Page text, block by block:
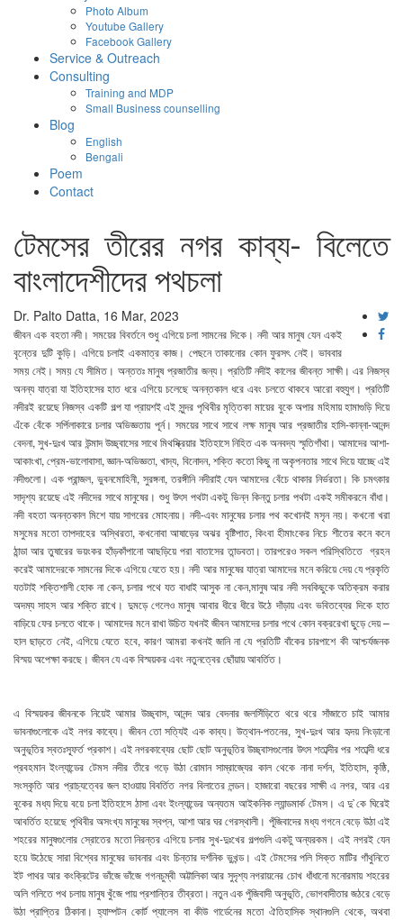
Photo Album
Youtube Gallery
Facebook Gallery
Service & Outreach
Consulting
Training and MDP
Small Business counselling
Blog
English
Bengali
Poem
Contact
টেমসের তীরের নগর কাব্য- বিলেতে
বাংলাদেশীদের পথচলা
Dr. Palto Datta, 16 Mar, 2023
জীবন এক বহতা নদী। সময়ের বিবর্তনে শুধু এগিয়ে চলা সামনের দিকে। নদী আর মানুষ যেন একই
বৃন্তের দুটি কুড়ি। এগিয়ে চলাই একমাত্র কাজ। পেছনে তাকানোর কোন ফুরসৎ নেই। ভাববার
সময় নেই। সময় যে সীমিত। অন্ততঃ মানুষ প্রজাতীর জন্য। প্রতিটি নদীই কালের জীবন্ত সাক্ষী। এর নিজস্ব
অনন্য যাত্রা যা ইতিহাসের হাত ধরে এগিয়ে চলেছে অনন্তকাল ধরে এবং চলতে থাকবে আরো বহুযুগ। প্রতিটি
নদীরই রয়েছে নিজস্ব একটি গল্প যা প্রায়শই এই সুন্দর পৃথিবীর মৃত্তিকা মায়ের বুকে অপার মহিমায় হামাগুড়ি দিয়ে
এঁকে বেঁকে সর্পিলাকারে চলার অভিজ্ঞতায় পূর্ন। সময়ের সাথে সাথে লক্ষ মানুষ আর প্রজাতীর হাসি-কান্না-আনন্দ
বেদনা, সুখ-দুঃখ আর উন্মাদ উচ্ছ্বাসের সাথে মিথস্ক্রিয়ার ইতিহাসে নিহিত এক অনবদ্য স্মৃতিগাঁথা। আমাদের আশা-
আকাংখা, প্রেম-ভালোবাসা, জ্ঞান-অভিজ্ঞতা, খাদ্য, বিনোদন, শক্তি কতো কিছু না অকৃপনতার সাথে দিয়ে যাচ্ছে এই
নদীগুলো। এক প্রান্জল, ভুবনমোহিনী, সুরঙ্গনা, তরঙ্গীনি নদীরাই যেন আমাদের বেঁচে থাকার নির্ভরতা। কি চমৎকার
সাদৃশ্য রয়েছে এই নদীদের সাথে মানুষের। শুধু উৎস পথটা একটু ভিন্ন কিন্তু চলার পথটা একই সমীকরনে বাঁধা।
নদী বহতা অনন্তকাল মিশে যায় সাগরের মোহনায়। নদী-এবং মানুষের চলার পথ কখোনই মসৃন নয়। কখনো খরা
মসুমের মতো তাপদাহের অস্থিরতা, কখনোবা আষাড়ের অঝর বৃষ্টিপাত, কিংবা হীমাংকের নিচে শীতের কনে কনে
ঠান্ডা আর তুষারের ভয়ংকর হাঁড়কাঁপানো আছড়িয়ে পরা বাতাসের তান্ডবতা। তারপরেও সকল পরিস্থিতিতে গ্রহন
করেই আমাদেরকে সামনের দিকে এগিয়ে যেতে হয়। নদী আর মানুষের যাত্রা আমাদের মনে করিয়ে দেয় যে প্রকৃতি
যতটাই শক্তিশালী হোক না কেন, চলার পথে যত বাধাই আসুক না কেন,মানুষ আর নদী সবকিছুকে অতিক্রম করার
অদম্য সাহস আর শক্তি রাখে। দুমড়ে গেলেও মানুষ আবার ধীরে ধীরে উঠে দাঁড়ায় এবং ভবিতব্যের দিকে হাত
বাড়িয়ে ফের চলতে থাকে। আমাদের মনে রাখা উচিত যখনই জীবন আমাদের চলার পথে কোন বক্ররেখা ছুড়ে দেয় –
হাল ছাড়তে নেই, এগিয়ে যেতে হবে, কারণ আমরা কখনই জানি না যে প্রতিটি বাঁকের চারপাশে কী আশ্চর্যজনক
বিস্ময় অপেক্ষা করছে। জীবন যে এক বিস্ময়কর এবং নতুনত্বের ছোঁয়ায় আবর্তিত।
এ বিস্ময়কর জীবনকে নিয়েই আমার উচ্ছ্বাস, আনন্দ আর বেদনার জলসিঁড়িতে থরে থরে সাঁজাতে চাই আমার
ভাবনাগুলোকে এই নগর কাব্যে। জীবন তো সত্যিই এক কাব্য। উত্থান-পতনের, সুখ-দুঃখ আর হৃদয় নিংড়ানো
অনুভূতির স্বতঃস্ফূর্ত প্রকাশ। এই নগরকাব্যের ছোট ছোট অনুভূতির উচ্ছ্বাসগুলোর উৎস শতাব্দীর পর শতাব্দী ধরে
প্রবহমান ইংল্যান্ডের টেমস নদীর তীরে গড়ে উঠা রোমান সাম্রাজ্যের কাল থেকে নানা দর্শন, ইতিহাস, কৃষ্ঠি,
সংস্কৃতি আর প্রাচ্যত্বের জল হাওয়ায় বিবর্তিত নগর বিলাতের লন্ডন। হাজারো বছরের সাক্ষী এ নগর, আর এর
বুকের মধ্য দিয়ে বয়ে চলা ইতিহাসে ঠাসা এবং ইংল্যান্ডের অন্যতম আইকনিক ল্যান্ডমার্ক টেমস। এ দু`কে ঘিরেই
আবর্তিত হয়েছে পৃথিবীর অসংখ্য মানুষের স্বপ্ন, আশা আর ঘর গেরস্থালী। পূঁজিবাদের মধ্য গগনে বেড়ে উঠা এই
শহরের মানুষগুলোর স্রোতের মতো নিরন্তর এগিয়ে চলার সুখ-দুঃখের গল্পগুলি একটু অন্যরকম। এই নগরই যেন
হয়ে উঠেছে সারা বিশ্বের মানুষের ভাবনার এবং চিন্তার দর্শনিক ভুখন্ড। এই টেমসের পলি সিক্ত মাটির গাঁথুনিতে
ইট পাথর আর কংক্রিটের ভাঁজে ভাঁজে গগনচুম্বী অট্টালিকা আর সুদৃশ্য নগরায়নের চোখ ধাঁধানো মনোরমায় শহরের
অলি গলিতে পথ চলায় মানুষ খুঁজে পায় প্রশান্তির তীব্রতা। নতুন এক পুঁজিবাদী অনুভূতি, ভোগবাদীতার জঠরে বেড়ে
উঠা প্রাপ্তির ঠিকানা। হ্যাম্পটন কোর্ট প্যালেস বা কীউ গার্ডেনের মতো ঐতিহাসিক স্থানগুলি থেকে, অথবা